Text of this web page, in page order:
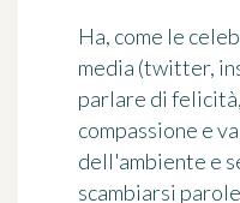
Ha, come le
media (twitter,
parlare di
compassione e
dell'ambiente e
scambiarsi